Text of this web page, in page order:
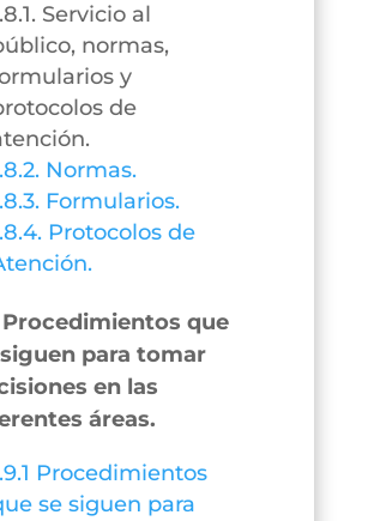
Servicio al
normas,
y
de
Normas.
Formularios.
Protocolos de
Procedimientos que
para tomar
en las
áreas.
Procedimientos
se siguen para